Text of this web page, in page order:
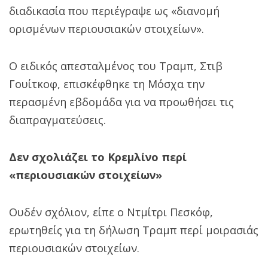
διαδικασία που περιέγραψε ως «διανομή
ορισμένων περιουσιακών στοιχείων».
Ο ειδικός απεσταλμένος του Τραμπ, Στιβ
Γουίτκοφ, επισκέφθηκε τη Μόσχα την
περασμένη εβδομάδα για να προωθήσει τις
διαπραγματεύσεις.
Δεν σχολιάζει το Κρεμλίνο περί
«περιουσιακών στοιχείων»
Ουδέν σχόλιον, είπε ο Ντμίτρι Πεσκόφ,
ερωτηθείς για τη δήλωση Τραμπ περί μοιρασιάς
περιουσιακών στοιχείων.